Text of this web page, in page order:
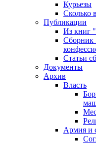
Курьезы
Сколько
Публикации
Из книг
Сборник
Статьи
Документы
Архив
Власть
Армия и